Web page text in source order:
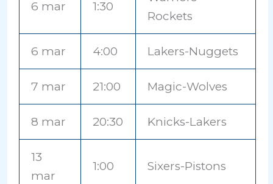
6 mar 1:30
Rockets
6 mar 4:00 Lakers-Nuggets
7 mar 21:00 Magic-Wolves
8 mar 20:30 Knicks-Lakers
13
mar
1:00 Sixers-Pistons